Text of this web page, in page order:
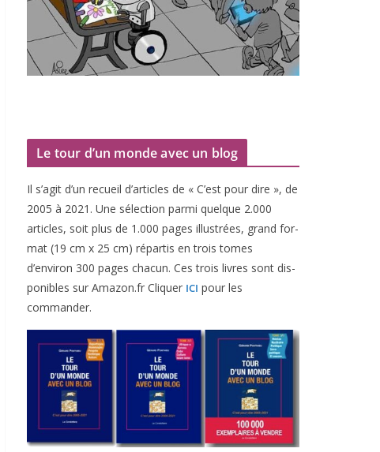
Le tour d’un monde avec un blog
Il s’agit d’un recueil d’ar­ticles de « C’est pour dire », de
2005 à 2021 . Une sélec­tion par­mi quelque 2.000
articles, soit plus de 1 .000 pages illus­trées, grand for­
mat (19 cm x 25 cm) répar­tis en trois tomes
d’environ 300 pages cha­cun. Ces trois livres sont dis­
po­nibles sur Amazon​.fr Cliquer ICI pour les
commander.